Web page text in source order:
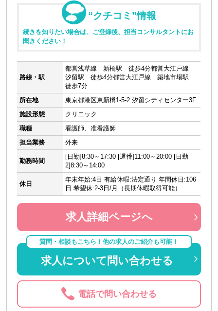
“クチコミ”情報
続きを知りたい場合は、ご登録後、担当コンサルタントにお
聞きください！
路線・駅
都営浅草線 新橋駅 徒歩4分都営大江戸線
汐留駅 徒歩4分都営大江戸線 築地市場駅
徒歩7分
所在地
東京都港区東新橋1-5-2 汐留シティセンター3F
施設形態
クリニック
職種
看護師、准看護師
担当業務
外来
勤務時間
[日勤]8:30～17:30 [遅番]11:00～20:00 [日勤
2]8:30～14:00
休日
年末年始:4日 有給休暇:法定通り 年間休日:106
日 希望休:2‐3日/月（長期休暇取得可能）
求人詳細ページへ
質問・相談もこちら！他の求人のご紹介も可能！
求人について問い合わせる
電話で問い合わせる